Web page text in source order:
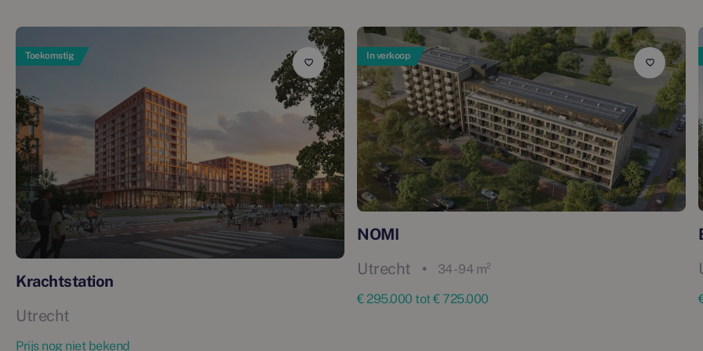
Toekomstig
Krachtstation
Utrecht
Prijs nog niet bekend
In verkoop
NOMI
Utrecht
34 - 94 m²
€ 295.000 tot € 725.000